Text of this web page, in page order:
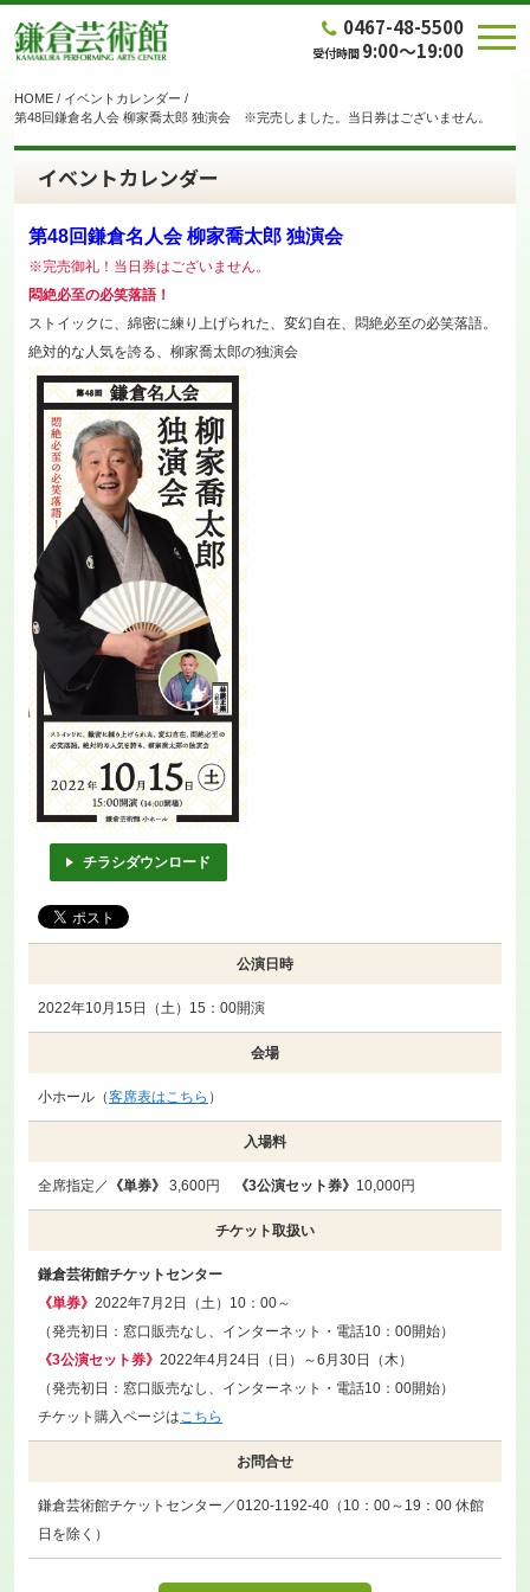
0467-48-5500
受付時間 9:00～19:00
HOME / イベントカレンダー /
第48回鎌倉名人会 柳家喬太郎 独演会 ※完売しました。当日券はございません。
イベントカレンダー
第48回鎌倉名人会 柳家喬太郎 独演会
※完売御礼！当日券はございません。
悶絶必至の必笑落語！
ストイックに、綿密に練り上げられた、変幻自在、悶絶必至の必笑落語。
絶対的な人気を誇る、柳家喬太郎の独演会
チラシダウンロード
公演日時
2022年10月15日（土）15：00開演
会場
小ホール（客席表はこちら ）
入場料
全席指定／ 《単券》 3,600円 《3公演セット券》 10,000円
チケット取扱い
鎌倉芸術館チケットセンター
《単券》 2022年7月2日（土）10：00～
（発売初日：窓口販売なし、インターネット・電話10：00開始）
《3公演セット券》 2022年4月24日（日）～6月30日（木）
（発売初日：窓口販売なし、インターネット・電話10：00開始）
チケット購入ページはこちら
お問合せ
鎌倉芸術館チケットセンター／0120-1192-40（10：00～19：00 休館
日を除く）